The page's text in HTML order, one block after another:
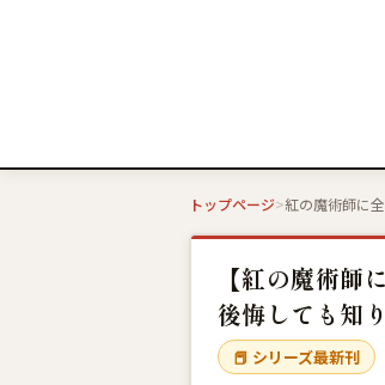
トップページ 紅の魔術師に
【紅の魔術師
後悔しても知
📕 シリーズ最新刊